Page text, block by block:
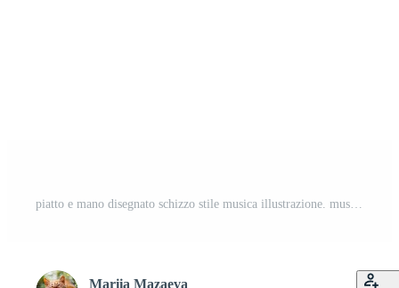
piatto e mano disegnato schizzo stile musica illustrazione. musicale Nota schizzo. indietro per scuola. Vettore Pro
Mariia Mazaeva